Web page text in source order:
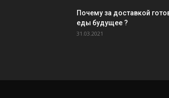
Почему за доставкой
еды будущее ?
31.03.2021